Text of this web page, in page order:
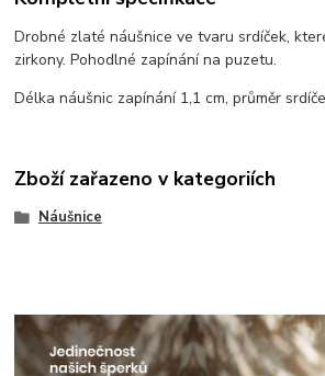
Drobné zlaté náušnice ve tvaru srdíček,
zirkony. Pohodlné zapínání na puzetu.
Délka náušnic zapínání 1,1 cm, průměr
Zboží zařazeno v kategoriích
Náušnice